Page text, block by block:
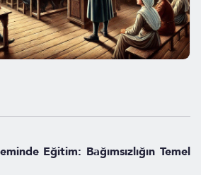
Eğitim: Bağımsızlığın Temel